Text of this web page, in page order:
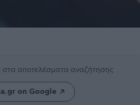
στα αποτελέσματα αναζήτησης
on Google